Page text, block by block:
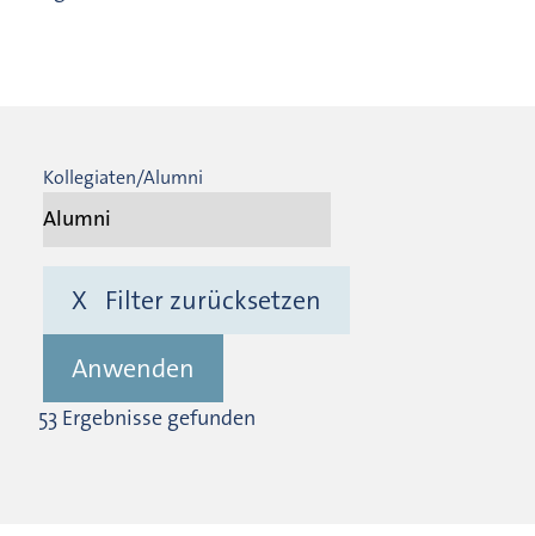
Kollegiaten/Alumni
X Filter zurücksetzen
Anwenden
53 Ergebnisse gefunden